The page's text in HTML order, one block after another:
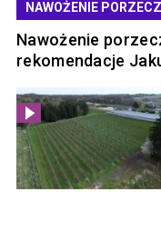
NAWOŻENIE
Nawożenie
rekomendacje